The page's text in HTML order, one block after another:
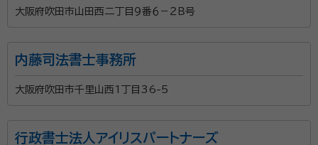
大阪府吹田市山田西二丁目９番６－２Ｂ号
内藤司法書士事務所
大阪府吹田市千里山西1丁目36-5
行政書士法人アイリスパートナーズ